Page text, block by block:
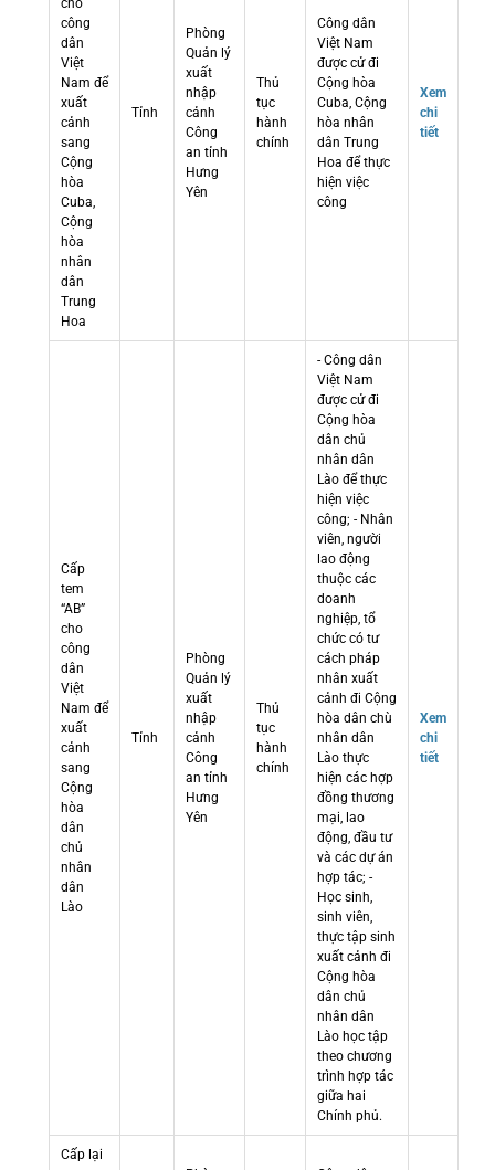
cho
công
dân
Việt
Nam để
xuất
cảnh
sang
Cộng
hòa
Cuba,
Cộng
hòa
nhân
dân
Trung
Hoa
Tỉnh
Phòng
Quản lý
xuất
nhập
cảnh
Công
an tỉnh
Hưng
Yên
Thủ
tục
hành
chính
Công dân
Việt Nam
được cử đi
Cộng hòa
Cuba, Cộng
hòa nhân
dân Trung
Hoa để thực
hiện việc
công
Xem
chi
tiết
Cấp
tem
“AB”
cho
công
dân
Việt
Nam để
xuất
cảnh
sang
Cộng
hòa
dân
chủ
nhân
dân
Lào
Tỉnh
Phòng
Quản lý
xuất
nhập
cảnh
Công
an tỉnh
Hưng
Yên
Thủ
tục
hành
chính
- Công dân
Việt Nam
được cử đi
Cộng hòa
dân chủ
nhân dân
Lào để thực
hiện việc
công; - Nhân
viên, người
lao động
thuộc các
doanh
nghiệp, tổ
chức có tư
cách pháp
nhân xuất
cảnh đi Cộng
hòa dân chù
nhân dân
Lào thực
hiện các hợp
đồng thương
mại, lao
động, đầu tư
và các dự án
hợp tác; -
Học sinh,
sinh viên,
thực tập sinh
xuất cảnh đi
Cộng hòa
dân chủ
nhân dân
Lào học tập
theo chương
trình hợp tác
giữa hai
Chính phủ.
Xem
chi
tiết
Cấp lại